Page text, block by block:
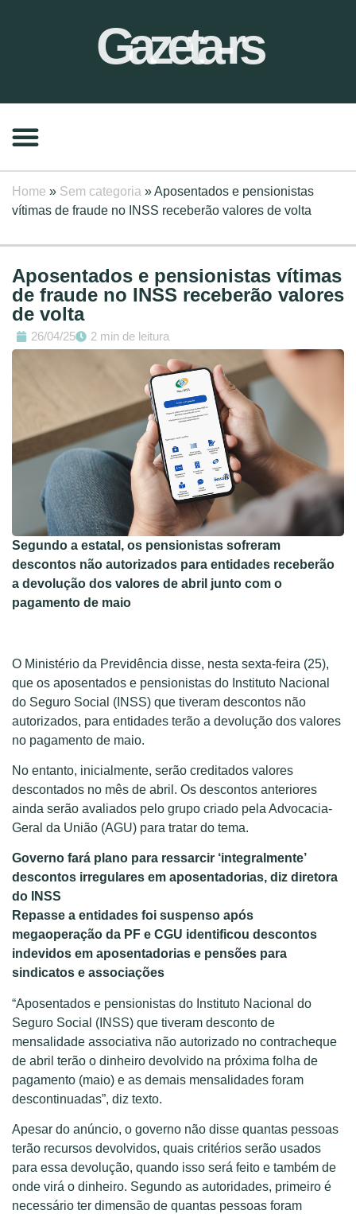
Gazeta-rs
Home » Sem categoria »Aposentados e pensionistas
vítimas de fraude no INSS receberão valores de volta
Aposentados e pensionistas vítimas
de fraude no INSS receberão valores
de volta
26/04/25 2 min de leitura
Segundo a estatal, os pensionistas sofreram
descontos não autorizados para entidades receberão
a devolução dos valores de abril junto com o
pagamento de maio
O Ministério da Previdência disse, nesta sexta-feira (25),
que os aposentados e pensionistas do Instituto Nacional
do Seguro Social (INSS) que tiveram descontos não
autorizados, para entidades terão a devolução dos valores
no pagamento de maio.
No entanto, inicialmente, serão creditados valores
descontados no mês de abril. Os descontos anteriores
ainda serão avaliados pelo grupo criado pela Advocacia-
Geral da União (AGU) para tratar do tema.
Governo fará plano para ressarcir ‘integralmente’
descontos irregulares em aposentadorias, diz diretora
do INSS
Repasse a entidades foi suspenso após
megaoperação da PF e CGU identificou descontos
indevidos em aposentadorias e pensões para
sindicatos e associações
“Aposentados e pensionistas do Instituto Nacional do
Seguro Social (INSS) que tiveram desconto de
mensalidade associativa não autorizado no contracheque
de abril terão o dinheiro devolvido na próxima folha de
pagamento (maio) e as demais mensalidades foram
descontinuadas”, diz texto.
Apesar do anúncio, o governo não disse quantas pessoas
terão recursos devolvidos, quais critérios serão usados
para essa devolução, quando isso será feito e também de
onde virá o dinheiro. Segundo as autoridades, primeiro é
necessário ter dimensão de quantas pessoas foram